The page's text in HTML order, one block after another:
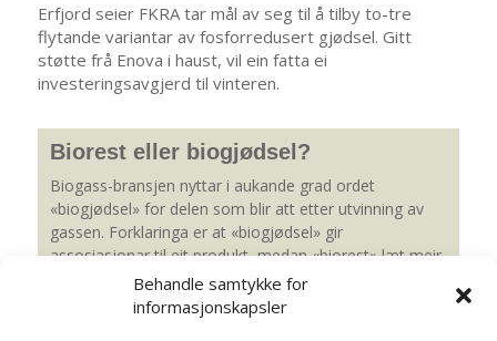
Behandle samtykke for
informasjonskapsler
Erfjord seier FKRA tar mål av seg til å tilby to-tre
flytande variantar av fosforredusert gjødsel. Gitt
støtte frå Enova i haust, vil ein fatta ei
investeringsavgjerd til vinteren.
Biorest eller biogjødsel?
Biogass-bransjen nyttar i aukande grad ordet
«biogjødsel» for delen som blir att etter utvinning av
gassen. Forklaringa er at «biogjødsel» gir
assosiasjonar til eit produkt, medan «biorest» læt meir
som eit avfallsproblem.
Så heretter, altså: Biogjødsel.